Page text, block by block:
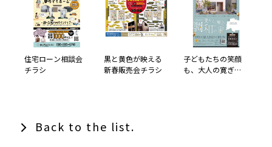
住宅ローン相談会
チラシ
黒と黄色が映える
新春販売会チラシ
子どもたちの笑顔
も、大人の寛ぎ
Back to the list.